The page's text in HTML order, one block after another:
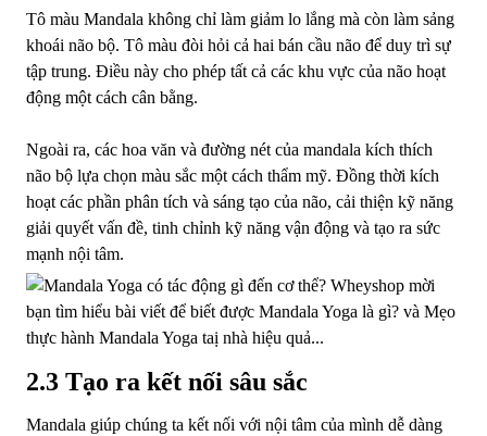
Tô màu Mandala không chỉ làm giảm lo lắng mà còn làm sảng
khoái não bộ. Tô màu đòi hỏi cả hai bán cầu não để duy trì sự
tập trung. Điều này cho phép tất cả các khu vực của não hoạt
động một cách cân bằng.
Ngoài ra, các hoa văn và đường nét của mandala kích thích
não bộ lựa chọn màu sắc một cách thẩm mỹ. Đồng thời kích
hoạt các phần phân tích và sáng tạo của não, cải thiện kỹ năng
giải quyết vấn đề, tinh chỉnh kỹ năng vận động và tạo ra sức
mạnh nội tâm.
2.3 Tạo ra kết nối sâu sắc
Mandala giúp chúng ta kết nối với nội tâm của mình dễ dàng